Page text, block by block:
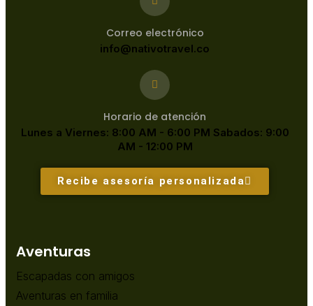
Correo electrónico
info@nativotravel.co
Horario de atención
Lunes a Viernes: 8:00 AM - 6:00 PM Sabados: 9:00
AM - 12:00 PM
Recibe asesoría personalizada
Aventuras
Escapadas con amigos
Aventuras en familia